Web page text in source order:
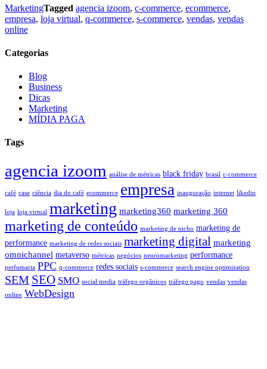
MarketingTagged agencia izoom, c-commerce, ecommerce,
empresa, loja virtual, q-commerce, s-commerce, vendas, vendas
online
Categorias
Blog
Business
Dicas
Marketing
MÍDIA PAGA
Tags
agencia izoom análise de métricas black friday brasil c-commerce
café case ciência dia do café ecommerce empresa inauguração internet likedin
loja loja virtual marketing marketing360 marketing 360
marketing de conteúdo marketing de nicho marketing de
performance marketing de redes sociais marketing digital marketing
omnichannel metaverso métricas negócios neuromarketing performance
perfumaria PPC q-commerce redes sociais s-commerce search engine optimization
SEM SEO SMO social media tráfego orgânicos tráfego pago vendas vendas
online WebDesign